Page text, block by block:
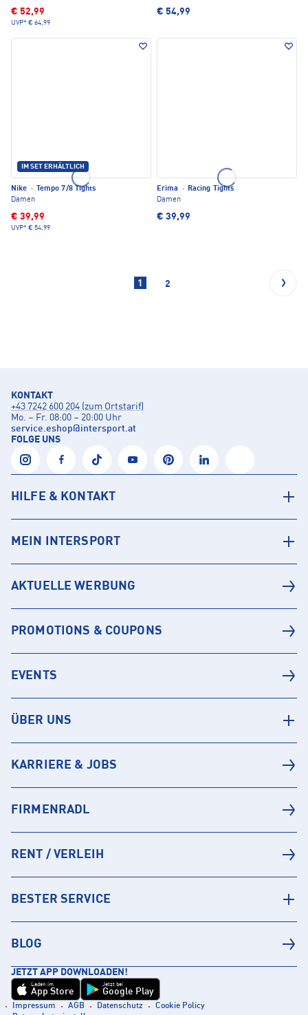
€ 52,99
UVP* € 64,99
€ 54,99
IM SET ERHÄLTLICH
Nike ·
Tempo 7/8 Tights
Damen
€ 39,99
UVP* € 54,99
Erima · Racing Tights
Damen
€ 39,99
1 2
KONTAKT
+43 7242 600 204 (zum Ortstarif)
Mo. – Fr. 08:00 – 20:00 Uhr
service.eshop@intersport.at
FOLGE UNS
HILFE & KONTAKT
MEIN INTERSPORT
AKTUELLE WERBUNG
PROMOTIONS & COUPONS
EVENTS
ÜBER UNS
KARRIERE & JOBS
FIRMENRADL
RENT / VERLEIH
BESTER SERVICE
BLOG
JETZT APP DOWNLOADEN!
Laden im
App Store
Jetzt bei
Google Play
Impressum AGB Datenschutz
Cookie Policy